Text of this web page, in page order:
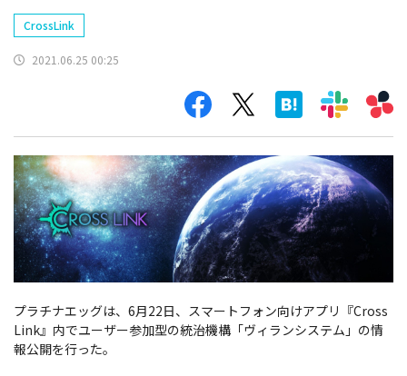
CrossLink
2021.06.25 00:25
プラチナエッグは、6月22日、スマートフォン向けアプリ『Cross
Link』内でユーザー参加型の統治機構「ヴィランシステム」の情
報公開を行った。